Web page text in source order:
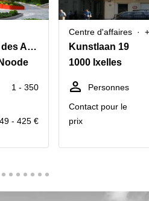
Kunstlaan 6-9 Avenue des Arts
1 - 350
- 425 €
Centre d'affaires
Kunstlaan 19
1000 Ixelles
Personnes
Contact pour le
prix